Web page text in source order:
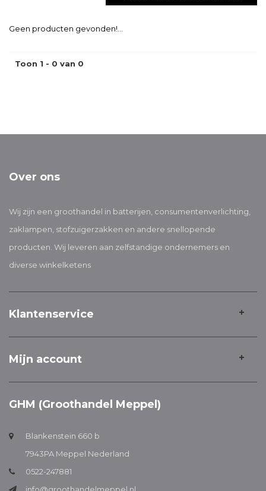
Geen producten gevonden!...
Toon 1 - 0 van 0
Over ons
Wij zijn een groothandel in batterijen, consumentenverlichting,
zaklampen, stofzuigerzakken en andere snellopende
producten. Wij leveren aan zelfstandige ondernemers en
diverse winkelketens
Klantenservice
Mijn account
GHM (Groothandel Meppel)
Blankenstein 660 b
7943PA Meppel Nederland
0522-247881